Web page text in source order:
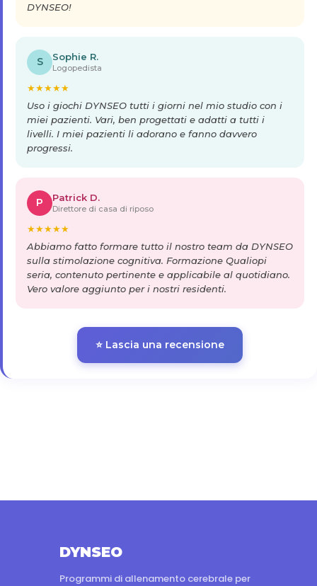
DYNSEO!
S Sophie R.
Logopedista
★★★★★
Uso i giochi DYNSEO tutti i giorni nel mio studio con i
miei pazienti. Vari, ben progettati e adatti a tutti i
livelli. I miei pazienti li adorano e fanno davvero
progressi.
P Patrick D.
Direttore di casa di riposo
★★★★★
Abbiamo fatto formare tutto il nostro team da DYNSEO
sulla stimolazione cognitiva. Formazione Qualiopi
seria, contenuto pertinente e applicabile al quotidiano.
Vero valore aggiunto per i nostri residenti.
⭐ Lascia una recensione
DYNSEO
Programmi di allenamento cerebrale per